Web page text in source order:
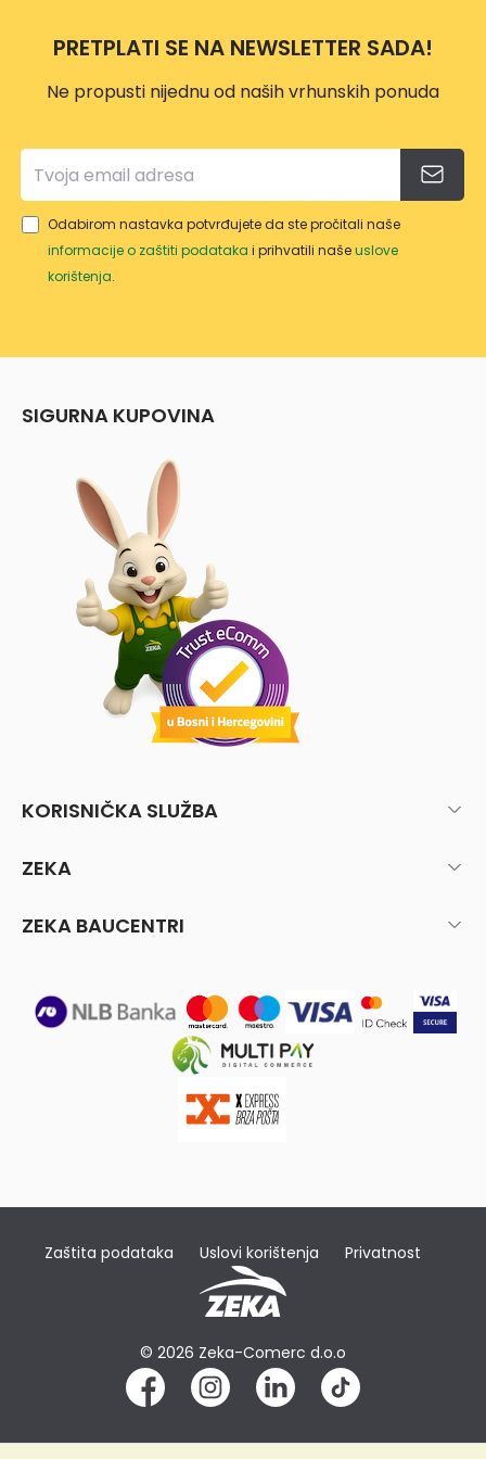
PRETPLATI SE NA NEWSLETTER SADA!
Ne propusti nijednu od naših vrhunskih ponuda
Odabirom nastavka potvrđujete da ste pročitali naše
informacije o zaštiti podataka i prihvatili našeuslove
korištenja.
SIGURNA KUPOVINA
KORISNIČKA SLUŽBA
ZEKA
ZEKA BAUCENTRI
Zaštita podataka Uslovi korištenja Privatnost
© 2026 Zeka-Comerc d.o.o